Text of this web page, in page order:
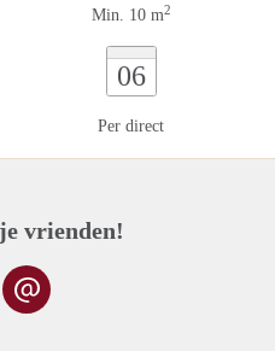
Min. 10 m2
06
Per direct
vrienden!